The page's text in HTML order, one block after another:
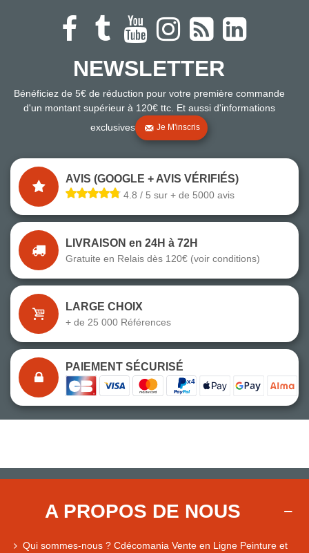
NEWSLETTER
Bénéficiez de 5€ de réduction pour votre première commande
d'un montant supérieur à 120€ ttc. Et aussi d'informations
exclusives
Je M'inscris
AVIS (GOOGLE + AVIS VÉRIFIÉS)
4.8 / 5 sur + de 5000 avis
LIVRAISON en 24H à 72H
Gratuite en Relais dès 120€ (voir conditions)
LARGE CHOIX
+ de 25 000 Références
PAIEMENT SÉCURISÉ
A PROPOS DE NOUS
Qui sommes-nous ? Cdécomania Vente en Ligne Peinture et